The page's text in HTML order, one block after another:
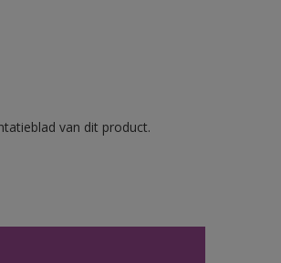
van dit product.